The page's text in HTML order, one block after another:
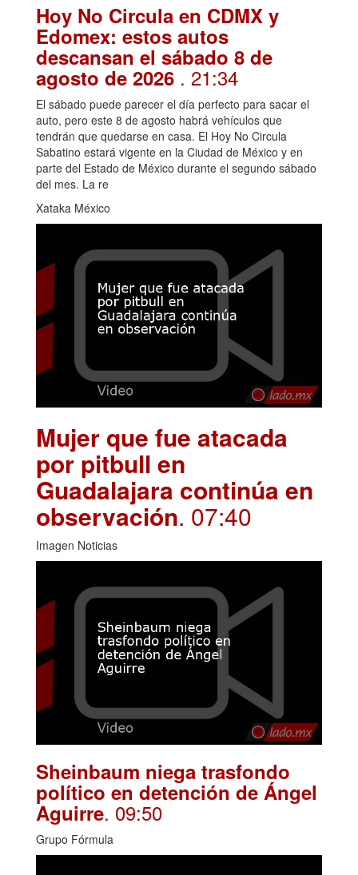
Hoy No Circula en CDMX y
Edomex: estos autos
descansan el sábado 8 de
agosto de 2026 . 21:34
El sábado puede parecer el día perfecto para sacar el
auto, pero este 8 de agosto habrá vehículos que
tendrán que quedarse en casa. El Hoy No Circula
Sabatino estará vigente en la Ciudad de México y en
parte del Estado de México durante el segundo sábado
del mes. La re
Xataka México
Mujer que fue atacada
por pitbull en
Guadalajara continúa en
observación. 07:40
Imagen Noticias
Sheinbaum niega trasfondo
político en detención de Ángel
Aguirre. 09:50
Grupo Fórmula